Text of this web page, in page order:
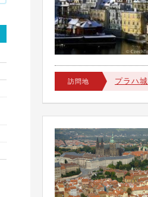
訪問地 プラハ城